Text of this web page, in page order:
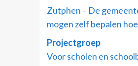
Zutphen – De
mogen zelf bepalen
Projectgroep
Voor scholen en